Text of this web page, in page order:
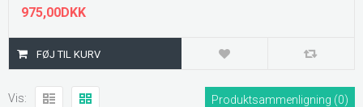
975,00DKK
Vis: Produktsammenligning (0)